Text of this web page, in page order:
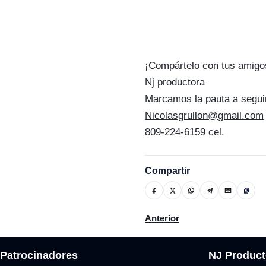
¡Compártelo con tus
Nj productora
Marcamos la pauta a
Nicolasgrullon@gmail.com
809-224-6159 cel.
Compartir
Artículo anterior: Wellington
Anterior
Patrocinadores NJ